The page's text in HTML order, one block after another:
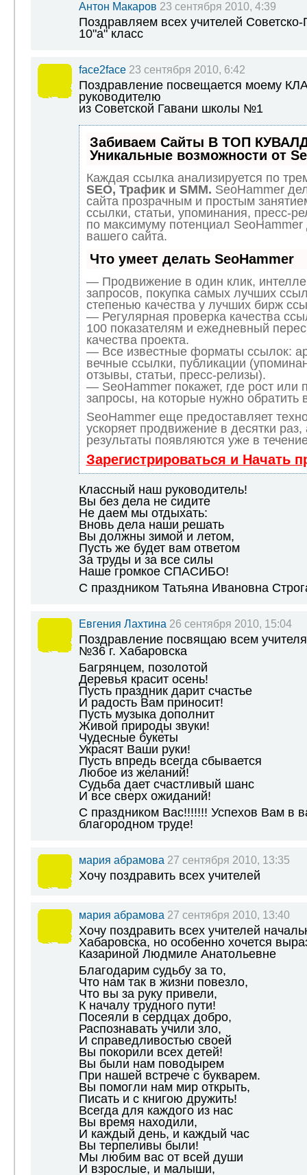
Антон Макаров 23 сентября 2010, 4:39
Поздравляем всех учителей Советско-
10"а" класс
face2face 23 сентября 2010, 6:42
Поздравление посвещается моему
руководителю
из Советской Гавани школы №1
Забиваем Сайты В ТОП
Уникальные возможности от
Каждая ссылка анализируется по
SEO, Трафик и SMM. SeoHammer
сайта прозрачным и простым
ссылки, статьи, упоминания, пресс-
по максимуму потенциал
вашего сайта.
Что умеет делать SeoHammer
— Продвижение в один клик,
запросов, покупка самых лучших
степенью качества у лучших бирж
— Регулярная проверка качества
100 показателям и ежедневный
качества проекта.
— Все известные форматы ссылок:
вечные ссылки, публикации
отзывы, статьи, пресс-релизы).
— SeoHammer покажет, где рост или
запросы, на которые нужно обратить
SeoHammer еще предоставляет
ускоряет продвижение в десятки
результаты появляются уже в
Зарегистрироваться и Начать
Классный наш руководитель!
Вы без дела не сидите
Не даем мы отдыхать:
Вновь дела наши решать
Вы должны зимой и летом,
Пусть же будет вам ответом
За труды и за все силы
Наше громкое СПАСИБО!
С праздником Татьяна Ивановна
Евгения Лахтина 26 сентября 2010, 15:04
Поздравление посвящаю всем
№36 г. Хабаровска
Багрянцем, позолотой
Деревья красит осень!
Пусть праздник дарит счастье
И радость Вам приносит!
Пусть музыка дополнит
Живой природы звуки!
Чудесные букеты
Украсят Ваши руки!
Пусть впредь всегда сбывается
Любое из желаний!
Судьба дает счастливый шанс
И все сверх ожиданий!
С праздником Вас!!!!!!! Успехов Вам в
благородном труде!
мария абрамова 27 сентября 2010, 13:35
Хочу поздравить всех учителей
мария абрамова 27 сентября 2010, 13:40
Хочу поздравить всех учителей
Хабаровска, но особенно хочется
Казариной Людмиле Анатольевне
Благодарим судьбу за то,
Что нам так в жизни повезло,
Что вы за руку привели,
К началу трудного пути!
Посеяли в сердцах добро,
Распознавать учили зло,
И справедливостью своей
Вы покорили всех детей!
Вы были нам поводырем
При нашей встрече с букварем.
Вы помогли нам мир открыть,
Писать и с книгою дружить!
Всегда для каждого из нас
Вы время находили,
И каждый день, и каждый час
Вы терпеливы были!
Мы любим вас от всей души
И взрослые, и малыши,